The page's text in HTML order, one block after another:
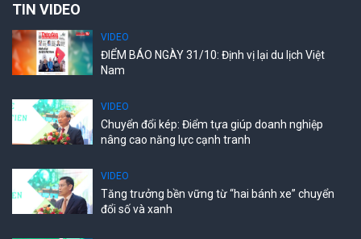
TIN VIDEO
VIDEO
ĐIỂM BÁO NGÀY 31/10: Định vị lại du lịch Việt
Nam
VIDEO
Chuyển đổi kép: Điểm tựa giúp doanh nghiệp
nâng cao năng lực cạnh tranh
VIDEO
Tăng trưởng bền vững từ “hai bánh xe” chuyển
đổi số và xanh